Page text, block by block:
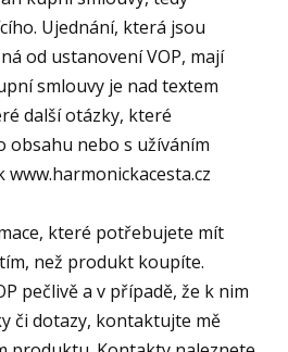
Ujednání, která jsou
od ustanovení VOP, mají
smlouvy je nad textem
další otázky, které
obsahu nebo s užíváním
které potřebujete mít
než produkt koupíte.
pečlivě a v případě, že k nim
či dotazy, kontaktujte mě